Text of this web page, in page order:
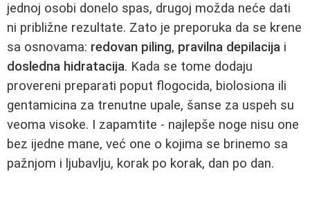
jednoj osobi donelo spas, drugoj možda neće dati
ni približne rezultate. Zato je preporuka da se krene
sa osnovama: redovan piling, pravilna depilacija i
dosledna hidratacija. Kada se tome dodaju
provereni preparati poput flogocida, biolosiona ili
gentamicina za trenutne upale, šanse za uspeh su
veoma visoke. I zapamtite - najlepše noge nisu one
bez ijedne mane, već one o kojima se brinemo sa
pažnjom i ljubavlju, korak po korak, dan po dan.